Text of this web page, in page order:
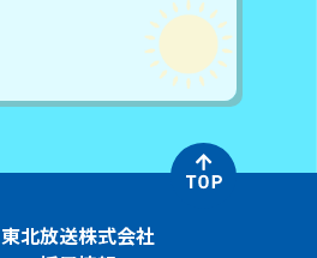
東北放送株式会社